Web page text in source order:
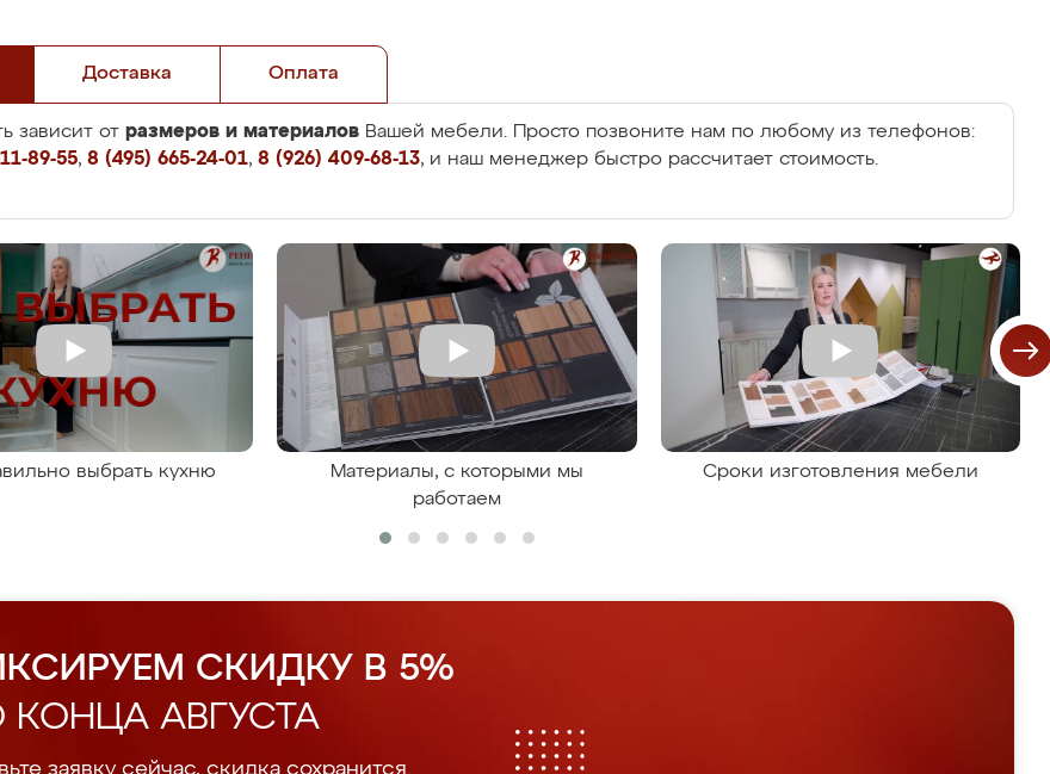
Доставка Оплата
зависит от размеров и материалов Вашей мебели. Просто позвоните нам по любому из телефонов:
89-55, 8 (495) 665-24-01, 8 (926) 409-68-13, и наш менеджер быстро рассчитает стоимость.
выбрать кухню
Материалы, с которыми мы
работаем
Сроки изготовления мебели
СКИДКУ В 5%
КОНЦА АВГУСТА
заявку сейчас, скидка сохранится.